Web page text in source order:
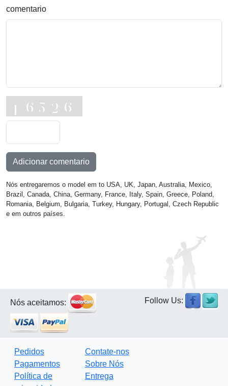
comentario
Adicionar comentario
Nós entregaremos o model em to USA, UK, Japan, Australia, Mexico,
Brazil, Canada, China, Germany, France, Italy, Spain, Greece, Poland,
Romania, Belgium, Bulgaria, Turkey, Hungary, Portugal, Czech Republic
e em outros países.
Nós aceitamos: Follow Us:
Pedidos
Pagamentos
Política de
Contate-nos
Sobre Nós
Entrega